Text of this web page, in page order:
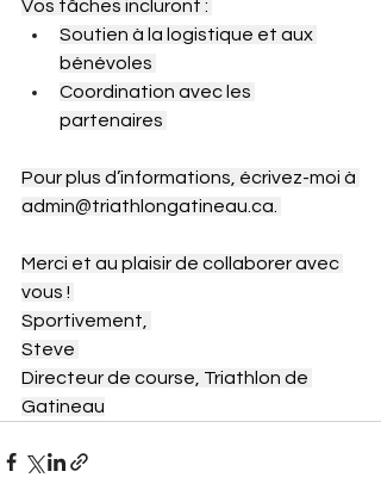
Vos tâches incluront :
Soutien à la logistique et aux
bénévoles
Coordination avec les
partenaires
Pour plus d’informations, écrivez-moi à
admin@triathlongatineau.ca
Merci et au plaisir de collaborer avec
vous !
Sportivement,
Steve
Directeur de course, Triathlon de
Gatineau